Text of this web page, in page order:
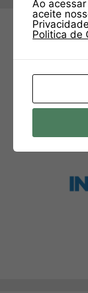
Ao
aceite
Politica de